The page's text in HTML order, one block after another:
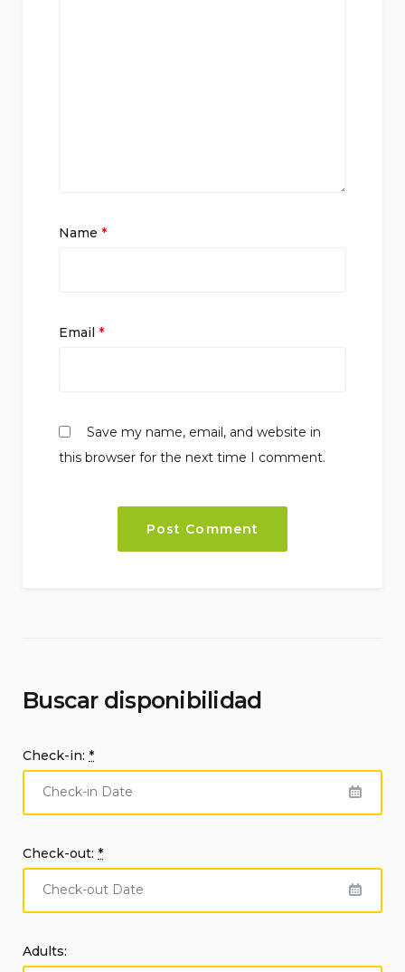
Name *
Email *
Save my name, email, and website in
this browser for the next time I comment.
Buscar disponibilidad
Check-in: *
Check-out: *
Adults: